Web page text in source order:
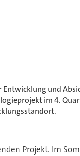
Entwicklung und
im 4.
Projekt. Im